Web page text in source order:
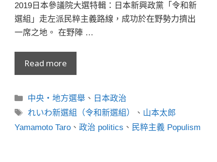
2019日本參議院大選特輯：日本新興政黨「令和新
選組」走左派民粹主義路線，成功於在野勢力擠出
一席之地。 在野陣 …
Read more
分
類
中央・地方選舉 、 日本政治
標
籤
れいわ新選組（令和新選組） 、 山本太郎
Yamamoto Taro 、 政治 politics 、 民粹主義 Populism